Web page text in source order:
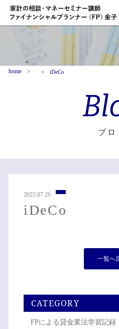
home iDeCo
ブロ
2025.07.26
iDeCo
一覧へ
CATEGORY
FPによる貸金業法学習記録